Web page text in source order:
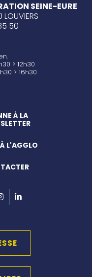
SEINE-EURE
50
> 12h30
> 16h30
À LA
L'AGGLO